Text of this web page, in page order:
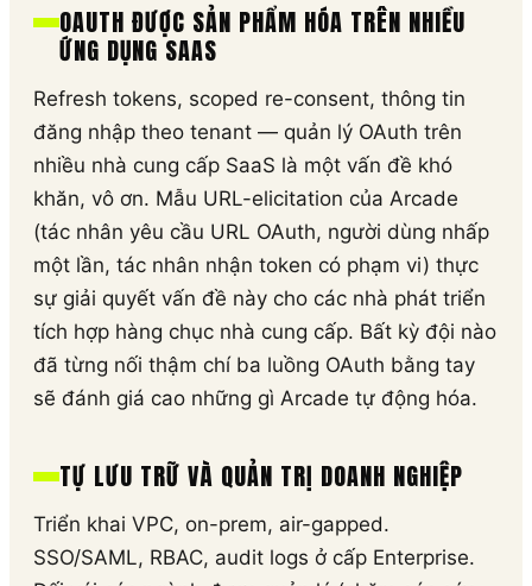
OAUTH ĐƯỢC SẢN PHẨM HÓA TRÊN NHIỀU
ỨNG DỤNG SAAS
Refresh tokens, scoped re-consent, thông tin
đăng nhập theo tenant — quản lý OAuth trên
nhiều nhà cung cấp SaaS là một vấn đề khó
khăn, vô ơn. Mẫu URL-elicitation của Arcade
(tác nhân yêu cầu URL OAuth, người dùng nhấp
một lần, tác nhân nhận token có phạm vi) thực
sự giải quyết vấn đề này cho các nhà phát triển
tích hợp hàng chục nhà cung cấp. Bất kỳ đội nào
đã từng nối thậm chí ba luồng OAuth bằng tay
sẽ đánh giá cao những gì Arcade tự động hóa.
TỰ LƯU TRỮ VÀ QUẢN TRỊ DOANH NGHIỆP
Triển khai VPC, on-prem, air-gapped.
SSO/SAML, RBAC, audit logs ở cấp Enterprise.